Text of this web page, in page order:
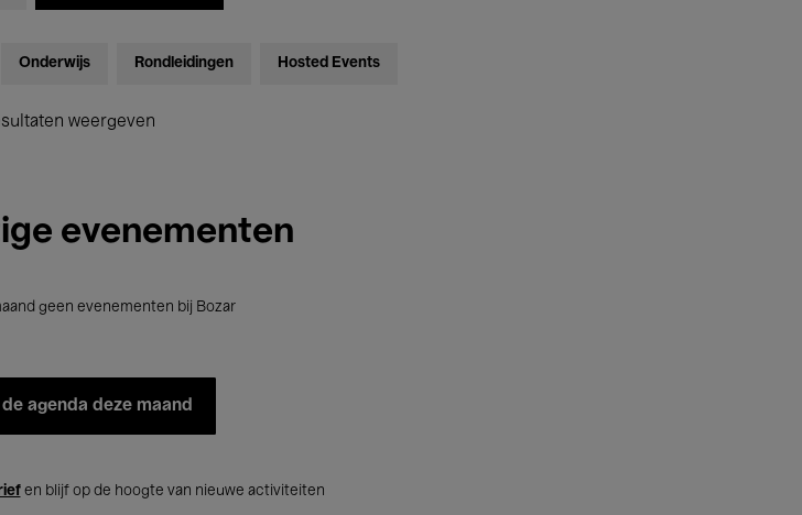
Onderwijs Rondleidingen Hosted Events
weergeven
evenementen
geen evenementen bij Bozar
agenda deze maand
en blijf op de hoogte van nieuwe activiteiten